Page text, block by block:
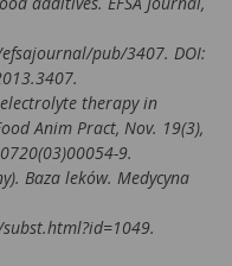
pub/3407. DOI:
therapy in
Anim Pract, Nov. 19(3),
9.
Baza leków. Medycyna